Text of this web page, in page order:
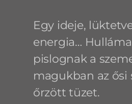
Egy ideje,
energia…
pislognak a
magukban az
őrzött tüzet.